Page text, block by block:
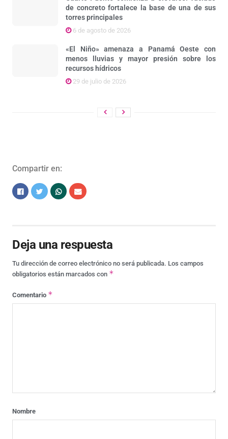
de concreto fortalece la base de una de sus
torres principales
6 de agosto de 2026
«El Niño» amenaza a Panamá Oeste con
menos lluvias y mayor presión sobre los
recursos hídricos
29 de julio de 2026
Compartir en:
Deja una respuesta
Tu dirección de correo electrónico no será publicada. Los campos
obligatorios están marcados con *
Comentario *
Nombre